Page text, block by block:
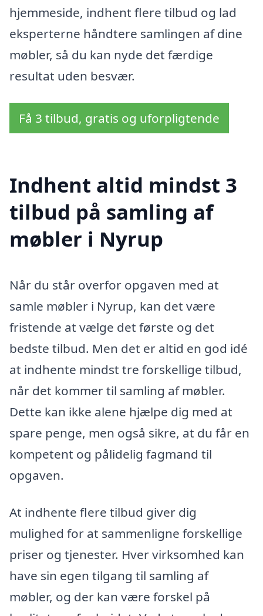
hjemmeside, indhent flere tilbud og lad
eksperterne håndtere samlingen af dine
møbler, så du kan nyde det færdige
resultat uden besvær.
Få 3 tilbud, gratis og uforpligtende
Indhent altid mindst 3
tilbud på samling af
møbler i Nyrup
Når du står overfor opgaven med at
samle møbler i Nyrup, kan det være
fristende at vælge det første og det
bedste tilbud. Men det er altid en god idé
at indhente mindst tre forskellige tilbud,
når det kommer til samling af møbler.
Dette kan ikke alene hjælpe dig med at
spare penge, men også sikre, at du får en
kompetent og pålidelig fagmand til
opgaven.
At indhente flere tilbud giver dig
mulighed for at sammenligne forskellige
priser og tjenester. Hver virksomhed kan
have sin egen tilgang til samling af
møbler, og der kan være forskel på